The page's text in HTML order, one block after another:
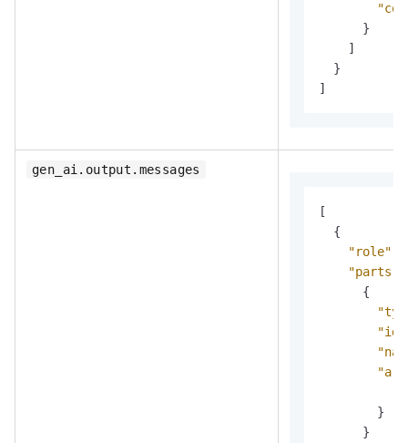
}
]
}
]
gen_ai.output.messages
[
{
"role"
"parts"
{
"id"
}
}